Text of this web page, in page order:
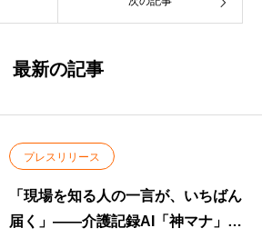
最新の記事
プレスリリース
「現場を知る人の一言が、いちばん
届く」——介護記録AI「神マナ」、